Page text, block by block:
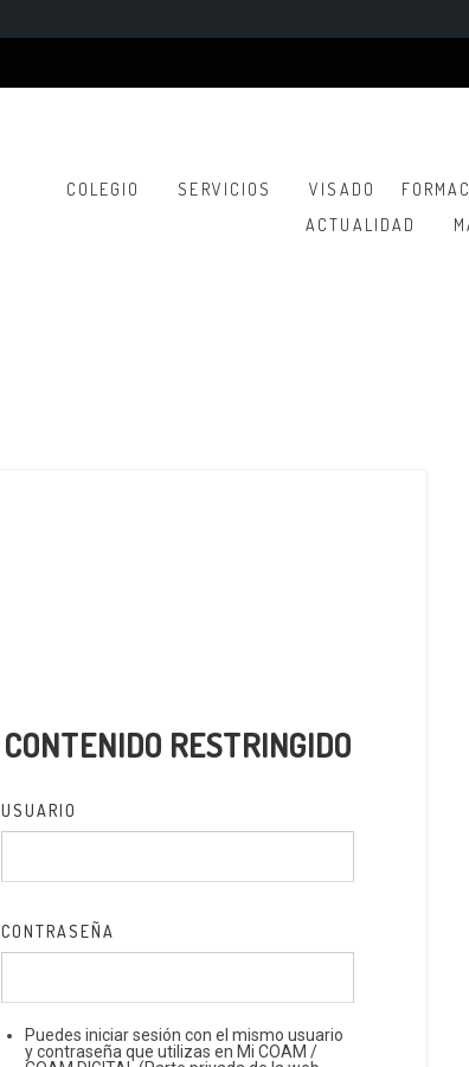
COLEGIO SERVICIOS VISADO
ACTUALIDAD
CONTENIDO RESTRINGIDO
USUARIO
CONTRASEÑA
Puedes iniciar sesión con el mismo usuario
y contraseña que utilizas en Mi COAM /